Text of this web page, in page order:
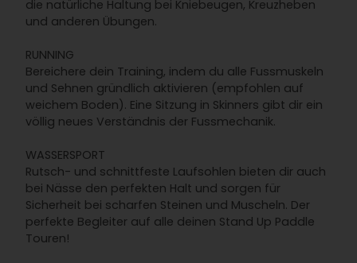
die natürliche Haltung bei Kniebeugen, Kreuzheben
und anderen Übungen.
RUNNING
Bereichere dein Training, indem du alle Fussmuskeln
und Sehnen gründlich aktivieren (empfohlen auf
weichem Boden). Eine Sitzung in Skinners gibt dir ein
völlig neues Verständnis der Fussmechanik.
WASSERSPORT
Rutsch- und schnittfeste Laufsohlen bieten dir auch
bei Nässe den perfekten Halt und sorgen für
Sicherheit bei scharfen Steinen und Muscheln. Der
perfekte Begleiter auf alle deinen Stand Up Paddle
Touren!